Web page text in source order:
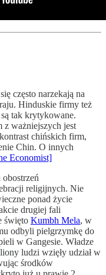
często narzekają na
Hinduskie firmy też
tak krytykowane.
ważniejszych jest
chińskich firm,
Chin. O innych
Economist]
obostrzeń
religijnych. Nie
ponad życie
drugiej fali
święto Kumbh Mela, w
odbyli pielgrzymkę do
w Gangesie. Władze
ludzi wzięły udział w
środków